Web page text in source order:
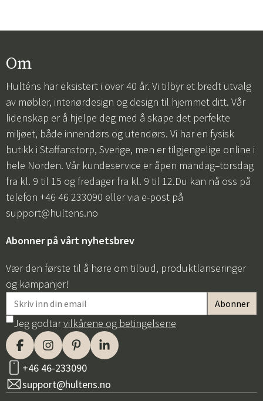
Om
Hulténs har eksistert i over 40 år. Vi tilbyr et bredt utvalg
av møbler, interiørdesign og design til hjemmet ditt. Vår
lidenskap er å hjelpe deg med å skape det perfekte
miljøet, både innendørs og utendørs. Vi har en fysisk
butikk i Staffanstorp, Sverige, men er tilgjengelige online i
hele Norden. Vår kundeservice er åpen mandag–torsdag
fra kl. 9 til 15 og fredager fra kl. 9 til 12.Du kan nå oss på
telefon +46 46 233090 eller via e-post på
support@hultens.no
Abonner på vårt nyhetsbrev
Vær den første til å høre om tilbud, produktlanseringer
og kampanjer!
Jeg godtarvilkårene og betingelsene
+46 46-233090
support@hultens.no